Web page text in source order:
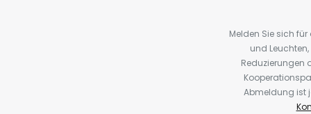
Melden Sie sich
und
Reduzierungen
Abmeldung ist